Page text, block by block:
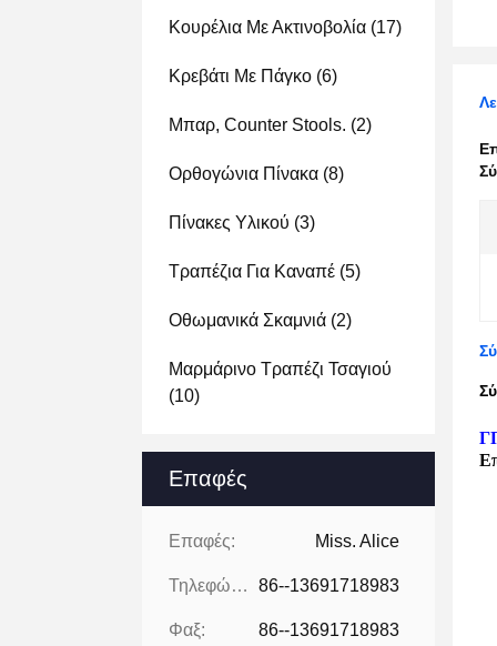
Κουρέλια Με Ακτινοβολία (17)
Κρεβάτι Με Πάγκο (6)
Μπαρ, Counter Stools. (2)
Ορθογώνια Πίνακα (8)
Πίνακες Υλικού (3)
Τραπέζια Για Καναπέ (5)
Οθωμανικά Σκαμνιά (2)
Μαρμάρινο Τραπέζι Τσαγιού
(10)
Επαφές
Επαφές: Miss. Alice
Τηλεφώνημα: 86--13691718983
Φαξ: 86--13691718983
Γ